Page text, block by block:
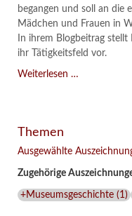
begangen und soll an die
Mädchen und Frauen in
In ihrem Blogbeitrag
ihr Tätigkeitsfeld vor.
Weiterlesen …
im
des
Lindenau-
Themen
Ausgewählte
Zugehörige
+Museumsgeschichte(1 )